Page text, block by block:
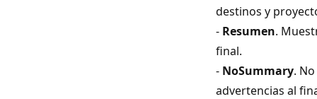
destinos y
- Resumen.
final.
- NoSummary.
advertencias al